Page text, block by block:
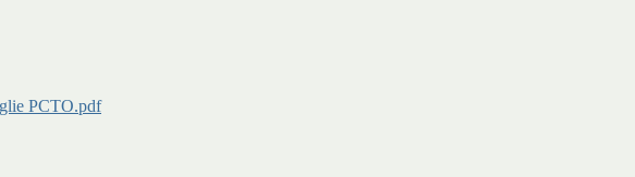
PCTO.pdf